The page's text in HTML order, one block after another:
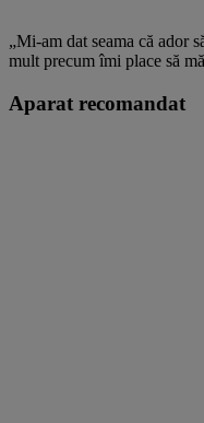
„Mi-am dat seama că ador
mult precum îmi place să
Aparat recomandat